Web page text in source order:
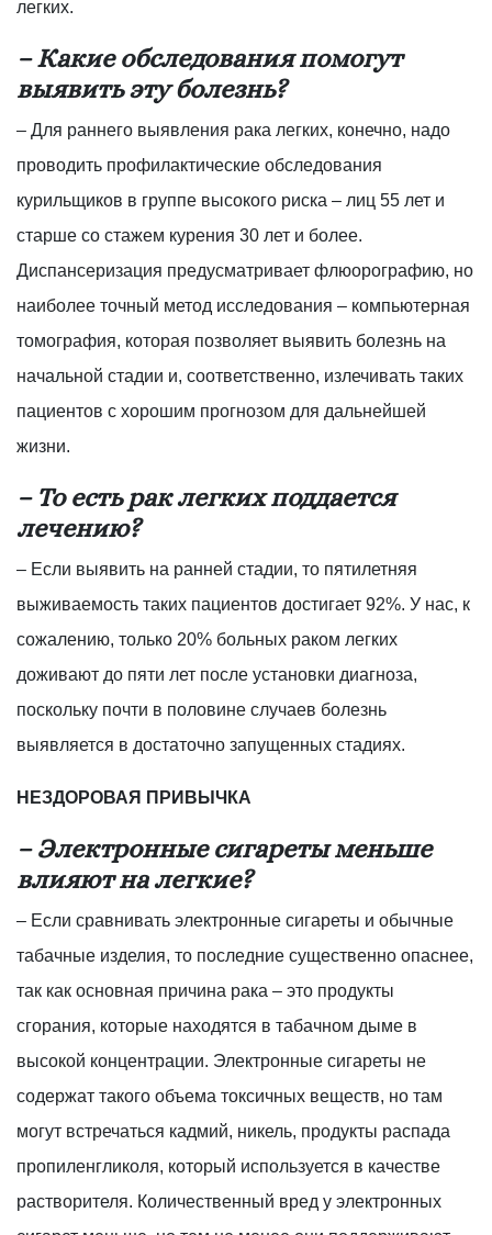
легких.
– Какие обследования помогут
выявить эту болезнь?
– Для раннего выявления рака легких, конечно, надо
проводить профилактические обследования
курильщиков в группе высокого риска – лиц 55 лет и
старше со стажем курения 30 лет и более.
Диспансеризация предусматривает флюорографию, но
наиболее точный метод исследования – компьютерная
томография, которая позволяет выявить болезнь на
начальной стадии и, соответственно, излечивать таких
пациентов с хорошим прогнозом для дальнейшей
жизни.
– То есть рак легких поддается
лечению?
– Если выявить на ранней стадии, то пятилетняя
выживаемость таких пациентов достигает 92%. У нас, к
сожалению, только 20% больных раком легких
доживают до пяти лет после установки диагноза,
поскольку почти в половине случаев болезнь
выявляется в достаточно запущенных стадиях.
НЕЗДОРОВАЯ ПРИВЫЧКА
– Электронные сигареты меньше
влияют на легкие?
– Если сравнивать электронные сигареты и обычные
табачные изделия, то последние существенно опаснее,
так как основная причина рака – это продукты
сгорания, которые находятся в табачном дыме в
высокой концентрации. Электронные сигареты не
содержат такого объема токсичных веществ, но там
могут встречаться кадмий, никель, продукты распада
пропиленгликоля, который используется в качестве
растворителя. Количественный вред у электронных